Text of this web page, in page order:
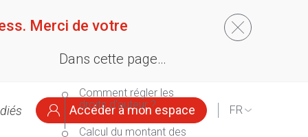
Merci de votre
Accéder à mon espace
SELECT
Dans cette page…
Comment régler les
droits d'auteur ?
Calcul du montant des